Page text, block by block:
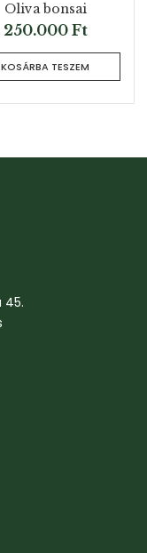
Oliva bonsai
250.000 Ft
KOSÁRBA TESZEM
45.